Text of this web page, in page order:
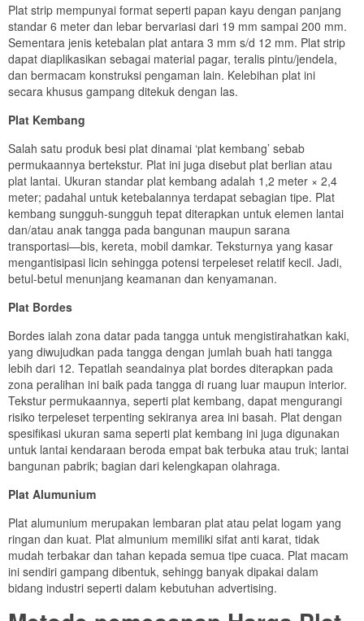
Plat strip mempunyai format seperti papan kayu dengan panjang
standar 6 meter dan lebar bervariasi dari 19 mm sampai 200 mm.
Sementara jenis ketebalan plat antara 3 mm s/d 12 mm. Plat strip
dapat diaplikasikan sebagai material pagar, teralis pintu/jendela,
dan bermacam konstruksi pengaman lain. Kelebihan plat ini
secara khusus gampang ditekuk dengan las.
Plat Kembang
Salah satu produk besi plat dinamai ‘plat kembang’ sebab
permukaannya bertekstur. Plat ini juga disebut plat berlian atau
plat lantai. Ukuran standar plat kembang adalah 1,2 meter × 2,4
meter; padahal untuk ketebalannya terdapat sebagian tipe. Plat
kembang sungguh-sungguh tepat diterapkan untuk elemen lantai
dan/atau anak tangga pada bangunan maupun sarana
transportasi—bis, kereta, mobil damkar. Teksturnya yang kasar
mengantisipasi licin sehingga potensi terpeleset relatif kecil. Jadi,
betul-betul menunjang keamanan dan kenyamanan.
Plat Bordes
Bordes ialah zona datar pada tangga untuk mengistirahatkan kaki,
yang diwujudkan pada tangga dengan jumlah buah hati tangga
lebih dari 12. Tepatlah seandainya plat bordes diterapkan pada
zona peralihan ini baik pada tangga di ruang luar maupun interior.
Tekstur permukaannya, seperti plat kembang, dapat mengurangi
risiko terpeleset terpenting sekiranya area ini basah. Plat dengan
spesifikasi ukuran sama seperti plat kembang ini juga digunakan
untuk lantai kendaraan beroda empat bak terbuka atau truk; lantai
bangunan pabrik; bagian dari kelengkapan olahraga.
Plat Alumunium
Plat alumunium merupakan lembaran plat atau pelat logam yang
ringan dan kuat. Plat almunium memiliki sifat anti karat, tidak
mudah terbakar dan tahan kepada semua tipe cuaca. Plat macam
ini sendiri gampang dibentuk, sehingg banyak dipakai dalam
bidang industri seperti dalam kebutuhan advertising.